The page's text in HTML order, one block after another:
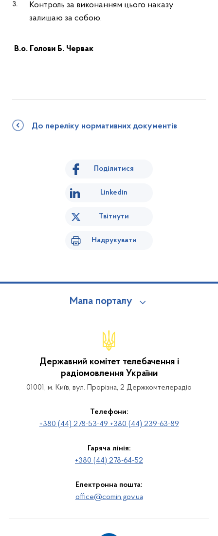
Контроль за виконанням цього наказу
залишаю за собою.
В.о. Голови Б. Червак
До переліку нормативних документів
Поділитися
Linkedin
Твітнути
Надрукувати
Мапа порталу
Державний комітет телебачення і
радіомовлення України
01001, м. Київ, вул. Прорізна, 2 Держкомтелерадіо
Телефони:
+380 (44) 278-53-49 +380 (44) 239-63-89
Гаряча лінія:
+380 (44) 278-64-52
Електронна пошта:
office@comin.gov.ua